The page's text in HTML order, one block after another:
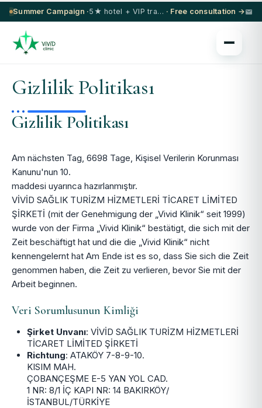
Summer Campaign · 5★ hotel + VIP transfer on select procedures · Free consultation →
Gizlilik Politikası
Gizlilik Politikası
Am nächsten Tag, 6698 Tage, Kişisel Verilerin Korunması
Kanunu'nun 10.
maddesi uyarınca hazırlanmıştır.
VİVİD SAĞLIK TURİZM HİZMETLERİ TİCARET LİMİTED
ŞİRKETİ (mit der Genehmigung der „Vivid Klinik“ seit 1999)
wurde von der Firma „Vivid Klinik“ bestätigt, die sich mit der
Zeit beschäftigt hat und die die „Vivid Klinik“ nicht
kennengelernt hat Am Ende ist es so, dass Sie sich die Zeit
genommen haben, die Zeit zu verlieren, bevor Sie mit der
Arbeit beginnen.
Veri Sorumlusunun Kimliği
Şirket Unvanı: VİVİD SAĞLIK TURİZM HİZMETLERİ
TİCARET LİMİTED ŞİRKETİ
Richtung: ATAKÖY 7-8-9-10.
KISIM MAH.
ÇOBANÇEŞME E-5 YAN YOL CAD.
1 NR: 8/1 İÇ KAPI NR: 14 BAKIRKÖY/
İSTANBUL/TÜRKİYE